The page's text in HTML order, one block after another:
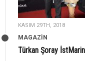
KASIM 29TH, 2018
MAGAZİN
Türkan Şoray